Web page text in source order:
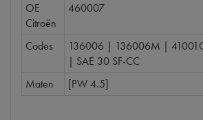
OE
Citroën
460007
Codes
136006 | 136006M |
| SAE 30 SF-CC
Maten
[PW 4.5]